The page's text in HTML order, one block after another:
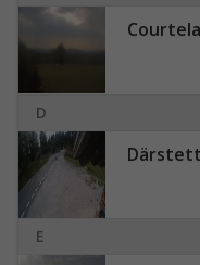
D
Därstetten
E